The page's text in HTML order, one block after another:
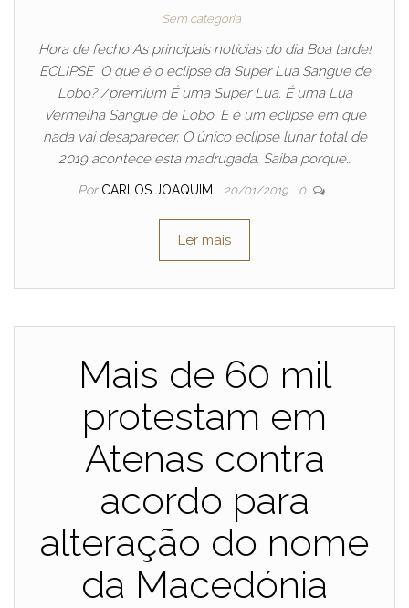
Sem categoria
Hora de fecho As principais notícias do dia Boa tarde!
ECLIPSE O que é o eclipse da Super Lua Sangue de
Lobo? /premium É uma Super Lua. É uma Lua
Vermelha Sangue de Lobo. E é um eclipse em que
nada vai desaparecer. O único eclipse lunar total de
2019 acontece esta madrugada. Saiba porque…
Por CARLOS JOAQUIM 20/01/2019 0
Ler mais
Mais de 60 mil
protestam em
Atenas contra
acordo para
alteração do nome
da Macedónia